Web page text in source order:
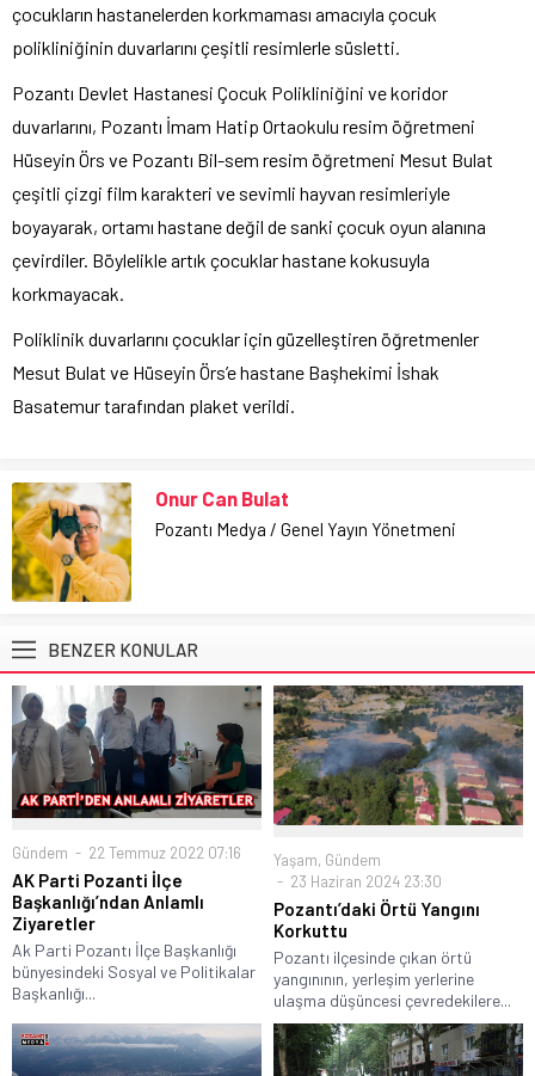
çocukların hastanelerden korkmaması amacıyla çocuk
polikliniğinin duvarlarını çeşitli resimlerle süsletti.
Pozantı Devlet Hastanesi Çocuk Polikliniğini ve koridor
duvarlarını, Pozantı İmam Hatip Ortaokulu resim öğretmeni
Hüseyin Örs ve Pozantı Bil-sem resim öğretmeni Mesut Bulat
çeşitli çizgi film karakteri ve sevimli hayvan resimleriyle
boyayarak, ortamı hastane değil de sanki çocuk oyun alanına
çevirdiler. Böylelikle artık çocuklar hastane kokusuyla
korkmayacak.
Poliklinik duvarlarını çocuklar için güzelleştiren öğretmenler
Mesut Bulat ve Hüseyin Örs’e hastane Başhekimi İshak
Basatemur tarafından plaket verildi.
Onur Can Bulat
Pozantı Medya / Genel Yayın Yönetmeni
BENZER KONULAR
Gündem 22 Temmuz 2022 07:16
AK Parti Pozanti İlçe
Başkanlığı’ndan Anlamlı
Ziyaretler
Ak Parti Pozantı İlçe Başkanlığı
bünyesindeki Sosyal ve Politikalar
Başkanlığı...
Yaşam, Gündem
23 Haziran 2024 23:30
Pozantı’daki Örtü Yangını
Korkuttu
Pozantı ilçesinde çıkan örtü
yangınının, yerleşim yerlerine
ulaşma düşüncesi çevredekilere...